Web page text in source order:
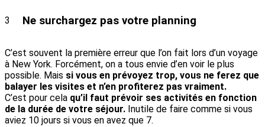
3 Ne surchargez pas votre planning
C’est souvent la première erreur que l’on fait lors d’un voyage
à New York. Forcément, on a tous envie d’en voir le plus
possible. Mais si vous en prévoyez trop, vous ne ferez que
balayer les visites et n’en profiterez pas vraiment.
C’est pour cela qu’il faut prévoir ses activités en fonction
de la durée de votre séjour. Inutile de faire comme si vous
aviez 10 jours si vous en avez que 7.